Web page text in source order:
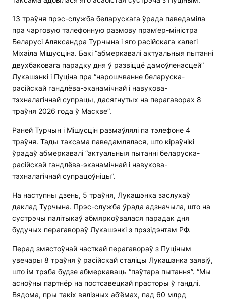
13 траўня прэс-служба беларускага ўрада паведаміла
пра чарговую тэлефонную размову прэм’ер-міністра
Беларусі Аляксандра Турчына і яго расійскага калегі
Міхаіла Мішусціна. Бакі “абмеркавалі актуальныя пытанні
двухбаковага парадку дня ў развіццё дамоўленасцей”
Лукашэнкі і Пуціна пра “нарошчванне беларуска-
расійскай гандлёва-эканамічнай і навукова-
тэхналагічнай супрацы, дасягнутых на перагаворах 8
траўня 2026 года ў Маскве”.
Раней Турчын і Мішусцін размаўлялі па тэлефоне 4
траўня. Тады таксама паведамлялася, што кіраўнікі
ўрадаў абмеркавалі “актуальныя пытанні беларуска-
расійскай гандлёва-эканамічнай і навукова-
тэхналагічнай супрацоўніцы”.
На наступны дзень, 5 траўня, Лукашэнка заслухаў
даклад Турчына. Прэс-служба ўрада адзначыла, што на
сустрэчы палітыкаў абмяркоўвалася парадак дня
будучых перагавораў Лукашэнкі з прэзідэнтам РФ.
Перад змястоўнай часткай перагавораў з Пуціным
увечары 8 траўня ў расійскай сталіцы Лукашэнка заявіў,
што ім трэба будзе абмеркаваць “паўтара пытання”. “Мы
асноўны партнёр на постсавецкай прасторы ў гандлі.
Вядома, пры такіх вялізных аб’ёмах, пад 60 млрд